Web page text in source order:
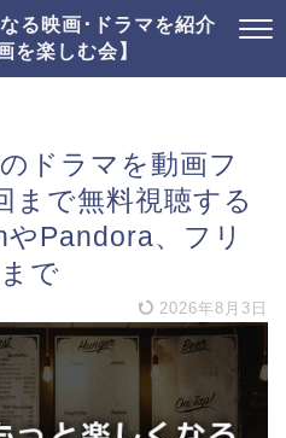
る映画･ドラマを紹介
を楽しむ会】
ドラマを動画フ
まで無料視聴する
Pandora、フリ
で
2026年8月3日